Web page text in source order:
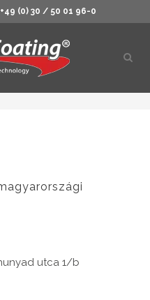
+49 (0) 30 / 50 01 96-0
utca 1/b